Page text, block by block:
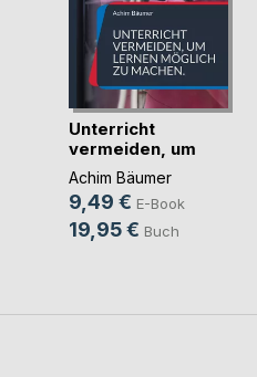
Unterricht
vermeiden, um
Lernen mö(...)
Achim Bäumer
9,49 € E-Book
19,95 € Buch